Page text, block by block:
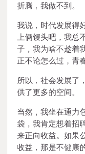
折腾，我做不到。
我说，时代发展得
上俩馒头吧，我总
子，我为啥不趁着
正不论怎么过，青
所以，社会发展了
供了更多的空间。
当然，我坐在通力
袋，我肯定想着招
来正向收益。如果
收益，那是不健康的